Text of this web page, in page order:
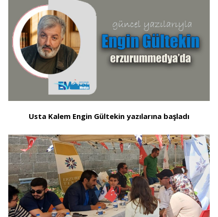
Usta Kalem Engin Gültekin yazılarına başladı